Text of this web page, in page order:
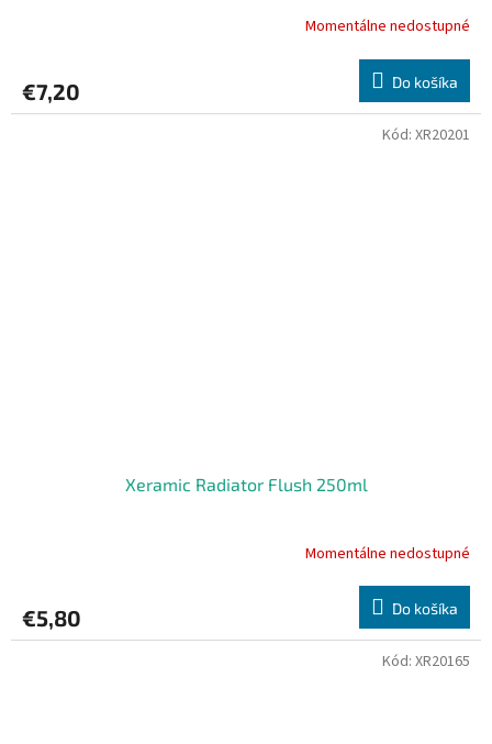
Momentálne nedostupné
€7,20 Do košíka
Xeramic Radiator Flush 250ml
Momentálne nedostupné
€5,80 Do košíka
Kód: XR20201
Kód: XR20165